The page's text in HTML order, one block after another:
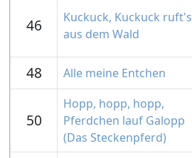
46
Kuckuck, Kuckuck ruft's
aus dem Wald
48 Alle meine Entchen
50
Hopp, hopp, hopp,
Pferdchen lauf Galopp
(Das Steckenpferd)